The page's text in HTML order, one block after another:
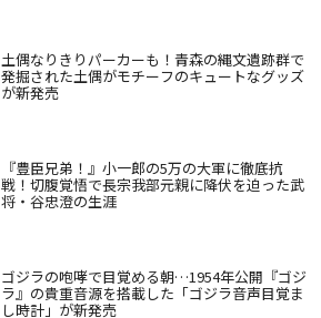
土偶なりきりパーカーも！青森の縄文遺跡群で
発掘された土偶がモチーフのキュートなグッズ
が新発売
『豊臣兄弟！』小一郎の5万の大軍に徹底抗
戦！切腹覚悟で長宗我部元親に降伏を迫った武
将・谷忠澄の生涯
ゴジラの咆哮で目覚める朝…1954年公開『ゴジ
ラ』の貴重音源を搭載した「ゴジラ音声目覚ま
し時計」が新発売